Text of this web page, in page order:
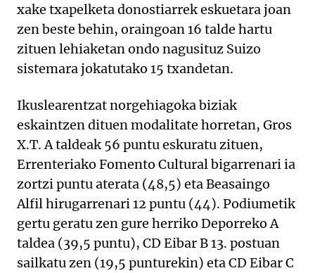
xake txapelketa donostiarrek eskuetara joan
zen beste behin, oraingoan 16 talde hartu
zituen lehiaketan ondo nagusituz Suizo
sistemara jokatutako 15 txandetan.
Ikuslearentzat norgehiagoka biziak
eskaintzen dituen modalitate horretan, Gros
X.T. A taldeak 56 puntu eskuratu zituen,
Errenteriako Fomento Cultural bigarrenari ia
zortzi puntu aterata (48,5) eta Beasaingo
Alfil hirugarrenari 12 puntu (44). Podiumetik
gertu geratu zen gure herriko Deporreko A
taldea (39,5 puntu), CD Eibar B 13. postuan
sailkatu zen (19,5 punturekin) eta CD Eibar C